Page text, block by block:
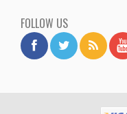
FOLLOW US